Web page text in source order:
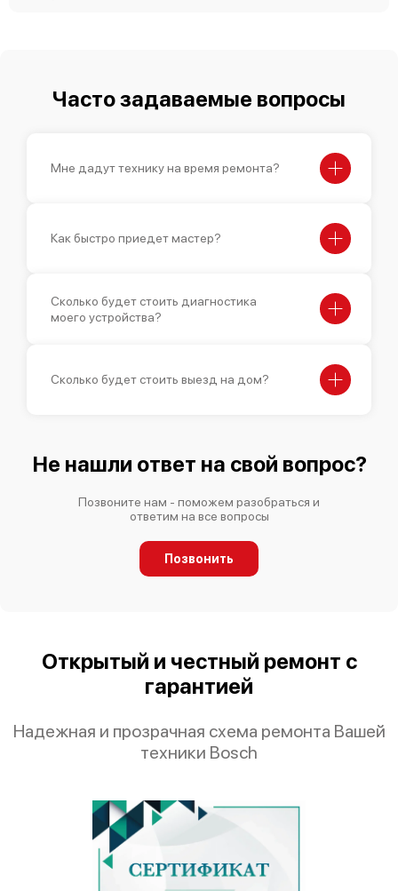
Bosch Serie 2 SKS 41E11
Bosch Serie 2 SPS 40E02
Bosch SCE 53M25
Bosch Serie 4 SKS 62E88
Bosch SPS 50E88
Часто задаваемые вопросы
Мне дадут технику на время ремонта?
Как быстро приедет мастер?
Сколько будет стоить диагностика
моего устройства?
Сколько будет стоить выезд на дом?
Не нашли ответ на свой вопрос?
Позвоните нам - поможем разобраться и
ответим на все вопросы
Позвонить
Открытый и честный ремонт с
гарантией
Надежная и прозрачная схема ремонта Вашей
техники Bosch